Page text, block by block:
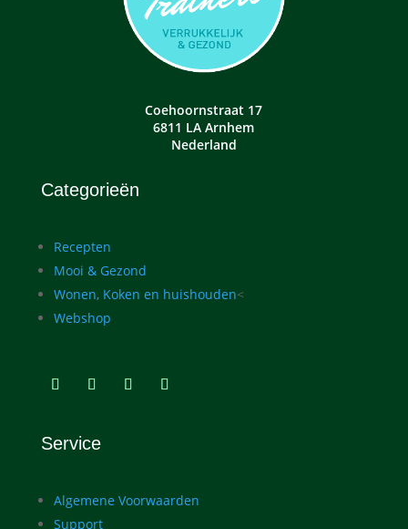
Coehoornstraat 17
6811 LA Arnhem
Nederland
Categorieën
Recepten
Mooi & Gezond
Wonen, Koken en huishouden<
Webshop
Service
Algemene Voorwaarden
Support